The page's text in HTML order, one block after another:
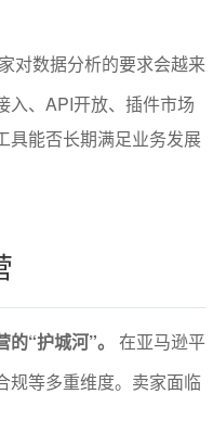
对数据分析的要求会越来
入、API开放、插件市场
具能否长期满足业务发展
“护城河”。
在亚马逊平
规等多重维度。卖家面临